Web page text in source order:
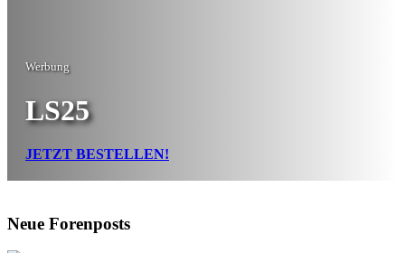
Werbung
LS25
JETZT BESTELLEN!
Neue Forenposts